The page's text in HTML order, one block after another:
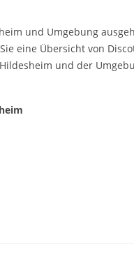
und Umgebung
eine Übersicht von
und der